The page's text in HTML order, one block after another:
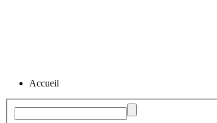
Accueil